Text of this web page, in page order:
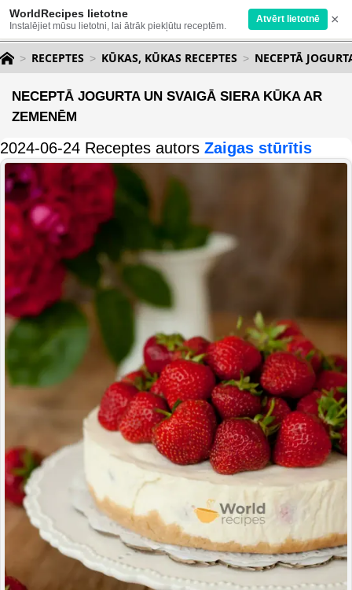
WorldRecipes lietotne
Instalējiet mūsu lietotni, lai ātrāk piekļūtu receptēm.
Atvērt lietotnē ×
RECEPTES KŪKAS, KŪKAS RECEPTES NECEPTĀ
NECEPTĀ JOGURTA UN SVAIGĀ SIERA KŪKA AR
ZEMENĒM
2024-06-24 Receptes autors Zaigas stūrītis